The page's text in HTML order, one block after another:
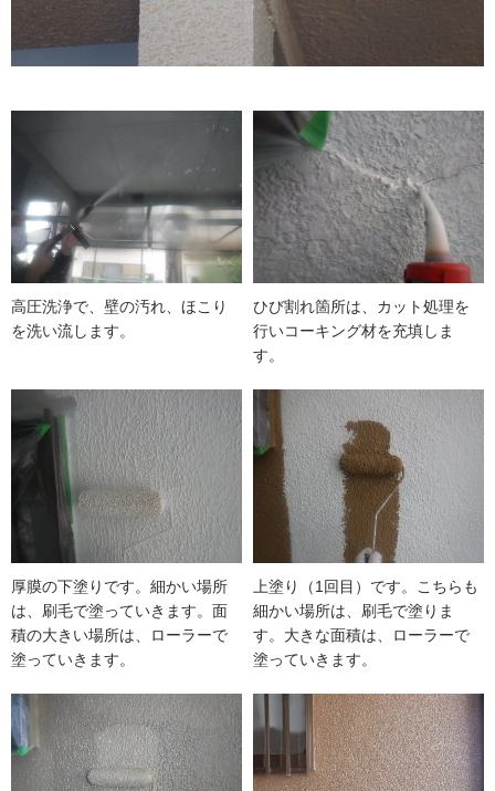
高圧洗浄で、壁の汚れ、ほこり
を洗い流します。
ひび割れ箇所は、カット処理を
行いコーキング材を充填しま
す。
厚膜の下塗りです。細かい場所
は、刷毛で塗っていきます。面
積の大きい場所は、ローラーで
塗っていきます。
上塗り（1回目）です。こちらも
細かい場所は、刷毛で塗りま
す。大きな面積は、ローラーで
塗っていきます。